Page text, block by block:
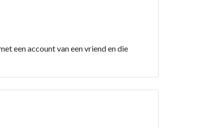
een account van een vriend en die